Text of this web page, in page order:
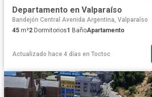
Departamento en Valparaíso
Bandejón Central Avenida Argentina, Valparaíso
45 m²2 Dormitorios1 BañoApartamento
Actualizado hace 4 días en Toctoc